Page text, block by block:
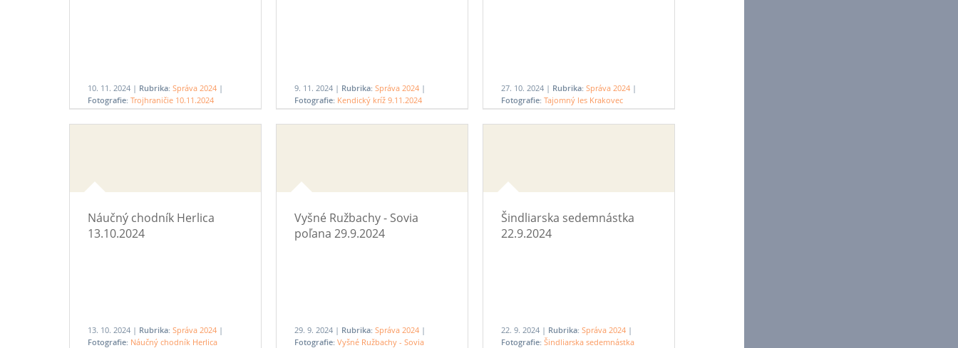
10. 11. 2024 | Rubrika: Správa 2024 |
Fotografie: Trojhraničie 10.11.2024
9. 11. 2024 | Rubrika: Správa 2024 |
Fotografie: Kendický kríž 9.11.2024
27. 10. 2024 | Rubrika: Správa 2024 |
Fotografie: Tajomný les Krakovec
27.10.2024
Náučný chodník Herlica
13.10.2024
13. 10. 2024 | Rubrika: Správa 2024 |
Fotografie: Náučný chodník Herlica
Vyšné Ružbachy - Sovia
poľana 29.9.2024
29. 9. 2024 | Rubrika: Správa 2024 |
Fotografie: Vyšné Ružbachy - Sovia
Šindliarska sedemnástka
22.9.2024
22. 9. 2024 | Rubrika: Správa 2024 |
Fotografie: Šindliarska sedemnástka